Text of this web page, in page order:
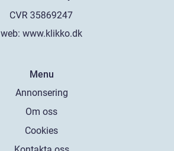
web: www.klikko.dk
Menu
Annonsering
Om oss
Cookies